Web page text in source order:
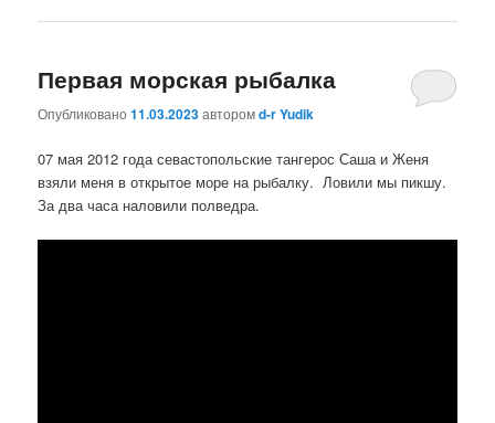
Первая морская рыбалка
Опубликовано11.03.2023авторомd-r Yudik
07 мая 2012 года севастопольские тангерос Саша и Женя
взяли меня в открытое море на рыбалку. Ловили мы пикшу.
За два часа наловили полведра.